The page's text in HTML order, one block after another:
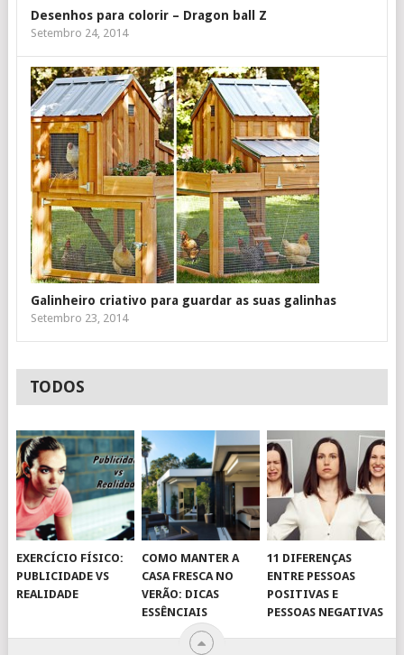
Desenhos para colorir – Dragon ball Z
Setembro 24, 2014
Galinheiro criativo para guardar as suas galinhas
Setembro 23, 2014
TODOS
EXERCÍCIO FÍSICO:
PUBLICIDADE VS
REALIDADE
COMO MANTER A
CASA FRESCA NO
VERÃO: DICAS
ESSÊNCIAIS
11 DIFERENÇAS
ENTRE PESSOAS
POSITIVAS E
PESSOAS NEGATIVAS